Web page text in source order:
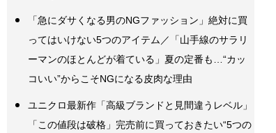
「急にダサくなる男のNGファッション」絶対に買
ってはいけない5つのアイテム／「山手線のサラリ
ーマンのほとんどが着ている」夏の定番も…“カッ
コいい”からこそNGになる皮肉な理由
ユニクロ最新作「高級ブランドと見間違うレベル」
「この値段は破格」完売前に買っておきたい“5つの